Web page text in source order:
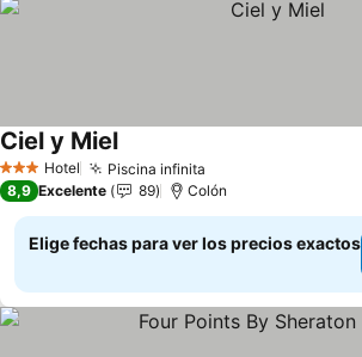
3 Estrellas
Hotel Piscina infinita
Ciel y MielVer precios
8,9 Excelente 89 Colón
Elige fechas para ver los precios exactos